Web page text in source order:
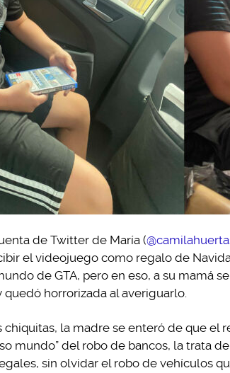
de Twitter de María (
el videojuego como regalo de
de GTA, pero en eso, a su mamá
quedó horrorizada al averiguarlo.
chiquitas, la madre se enteró de que el
mundo” del robo de bancos, la trata
sin olvidar el robo de vehículos